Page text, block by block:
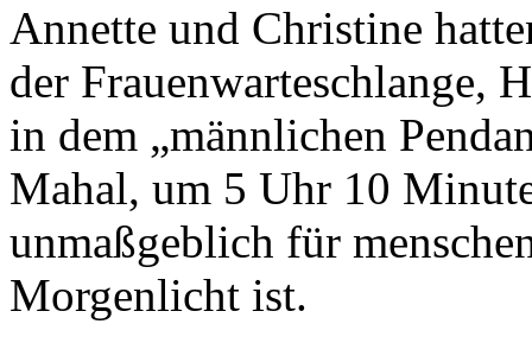
Annette und Christine
der Frauenwarteschlange,
in dem „männlichen
Mahal, um 5 Uhr 10
unmaßgeblich für
Morgenlicht ist.